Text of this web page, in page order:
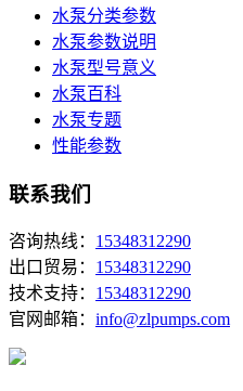
水泵分类参数
水泵参数说明
水泵型号意义
水泵百科
水泵专题
性能参数
联系我们
咨询热线： 15348312290
出口贸易： 15348312290
技术支持： 15348312290
官网邮箱： info@zlpumps.com